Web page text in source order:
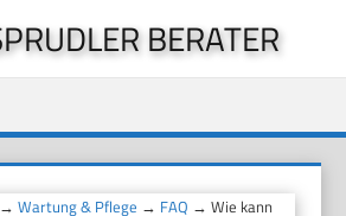
BERATER
→Wartung & Pflege → FAQ → Wie kann